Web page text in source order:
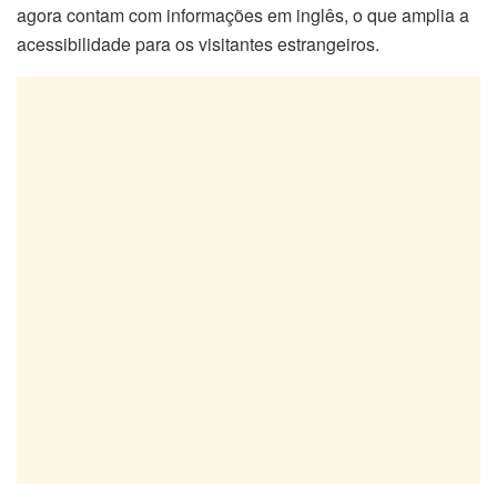
agora contam com informações em inglês, o que amplia a
acessibilidade para os visitantes estrangeiros.